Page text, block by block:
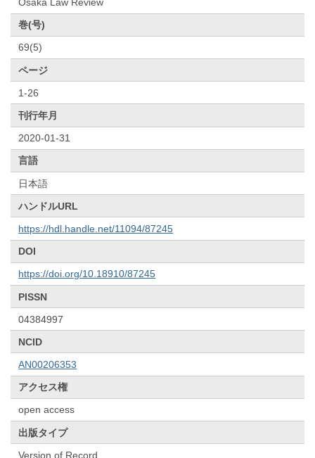
巻(号)
69(5)
ページ
1-26
刊行年月
2020-01-31
言語
日本語
ハンドルURL
https://hdl.handle.net/11094/87245
DOI
https://doi.org/10.18910/87245
PISSN
04384997
NCID
AN00206353
アクセス権
open access
出版タイプ
Version of Record